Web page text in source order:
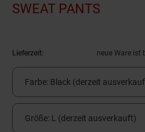
SWEAT PANTS
Lieferzeit: neue Ware ist
Farbe: Black (derzeit
Größe: L (derzeit ausverkauft)